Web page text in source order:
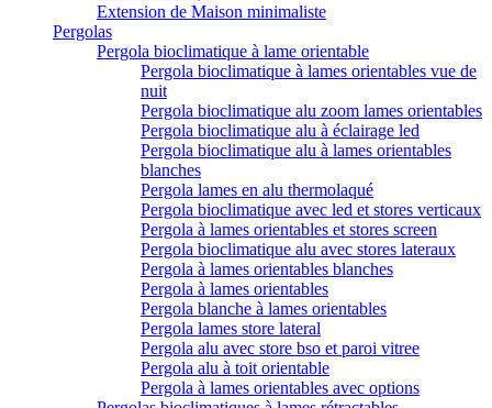
Extension de Maison minimaliste
Pergolas
Pergola bioclimatique à lame orientable
Pergola bioclimatique à lames orientables vue de
nuit
Pergola bioclimatique alu zoom lames orientables
Pergola bioclimatique alu à éclairage led
Pergola bioclimatique alu à lames orientables
blanches
Pergola lames en alu thermolaqué
Pergola bioclimatique avec led et stores verticaux
Pergola à lames orientables et stores screen
Pergola bioclimatique alu avec stores lateraux
Pergola à lames orientables blanches
Pergola à lames orientables
Pergola blanche à lames orientables
Pergola lames store lateral
Pergola alu avec store bso et paroi vitree
Pergola alu à toit orientable
Pergola à lames orientables avec options